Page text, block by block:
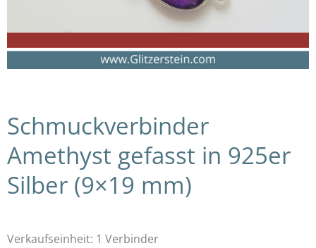
Schmuckverbinder
Amethyst gefasst in 925er
Silber (9×19 mm)
Verkaufseinheit: 1 Verbinder